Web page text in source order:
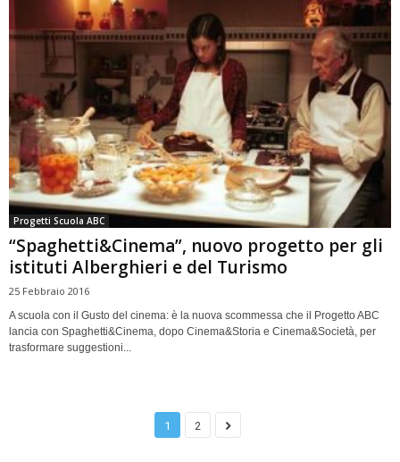
Progetti Scuola ABC
“Spaghetti&Cinema”, nuovo progetto per gli
istituti Alberghieri e del Turismo
25 Febbraio 2016
A scuola con il Gusto del cinema: è la nuova scommessa che il Progetto ABC
lancia con Spaghetti&Cinema, dopo Cinema&Storia e Cinema&Società, per
trasformare suggestioni...
1 2